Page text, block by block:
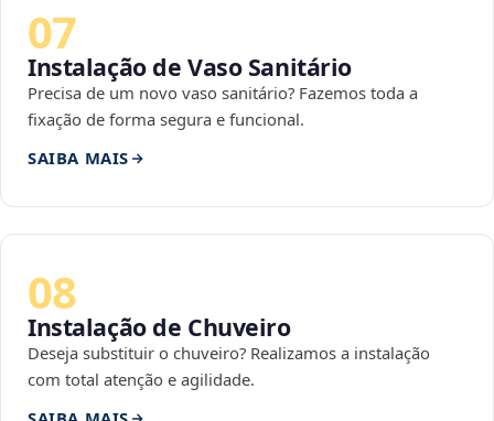
07
Instalação de Vaso Sanitário
Precisa de um novo vaso sanitário? Fazemos toda a
fixação de forma segura e funcional.
SAIBA MAIS
08
Instalação de Chuveiro
Deseja substituir o chuveiro? Realizamos a instalação
com total atenção e agilidade.